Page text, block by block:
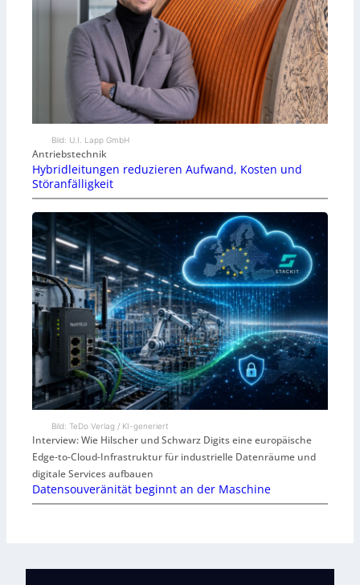
Bild: U.I. Lapp GmbH
Antriebstechnik
Hybridleitungen reduzieren Aufwand, Kosten und
Störanfälligkeit
Bild: TeDo Verlag / KI-generiert
Interview: Wie Hilscher und Schwarz Digits eine europäische
Edge-to-Cloud-Infrastruktur für industrielle Datenräume und
digitale Services aufbauen
Datensouveränität beginnt an der Maschine